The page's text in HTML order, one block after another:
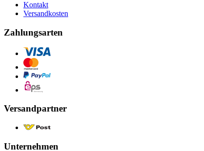
Kontakt
Versandkosten
Zahlungsarten
Versandpartner
Unternehmen